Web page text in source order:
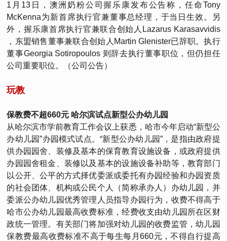
1月13日，澳洲奶粉公司握乐康发布公告称，任命Tony
McKenna为新首席执行官兼董事总经理，于当日生效。另
外，握乐康首席执行官兼联合创始人Lazarus Karasavvidis
，东盟销售董事兼联合创始人Martin Glenister已辞职。执行
董事Georgia Sotiropoulos 则辞去执行董事职位，但仍担任
公司重要职位。（公司公告）
玩教
保教费不超660元 哈尔滨试点新型公办幼儿园
从哈尔滨市学前教育工作会议上获悉，哈市今年启动“新型公
办幼儿园”办园模式试点。“新型公办幼儿园”，是指由政府提
供办园园舍、装修及基本的保育教育设施设备，或政府提供
办园园舍租金、装修以及基本的设施设备补助等，教育部门
以公开、公平的方式择优委派或委托有办园经验和办园资质
的社会团体、机构或公民个人（简称承办人）办幼儿园，并
委派公办幼儿园优秀管理人员指导办园行为，收费不得高于
哈市公办幼儿园最高收费标准，经费收支由幼儿园所在区财
政统一管理。有关部门将加强对幼儿园的收费监管，幼儿园
保教费最高收费标准不高于每生每月660元，不得自行提高